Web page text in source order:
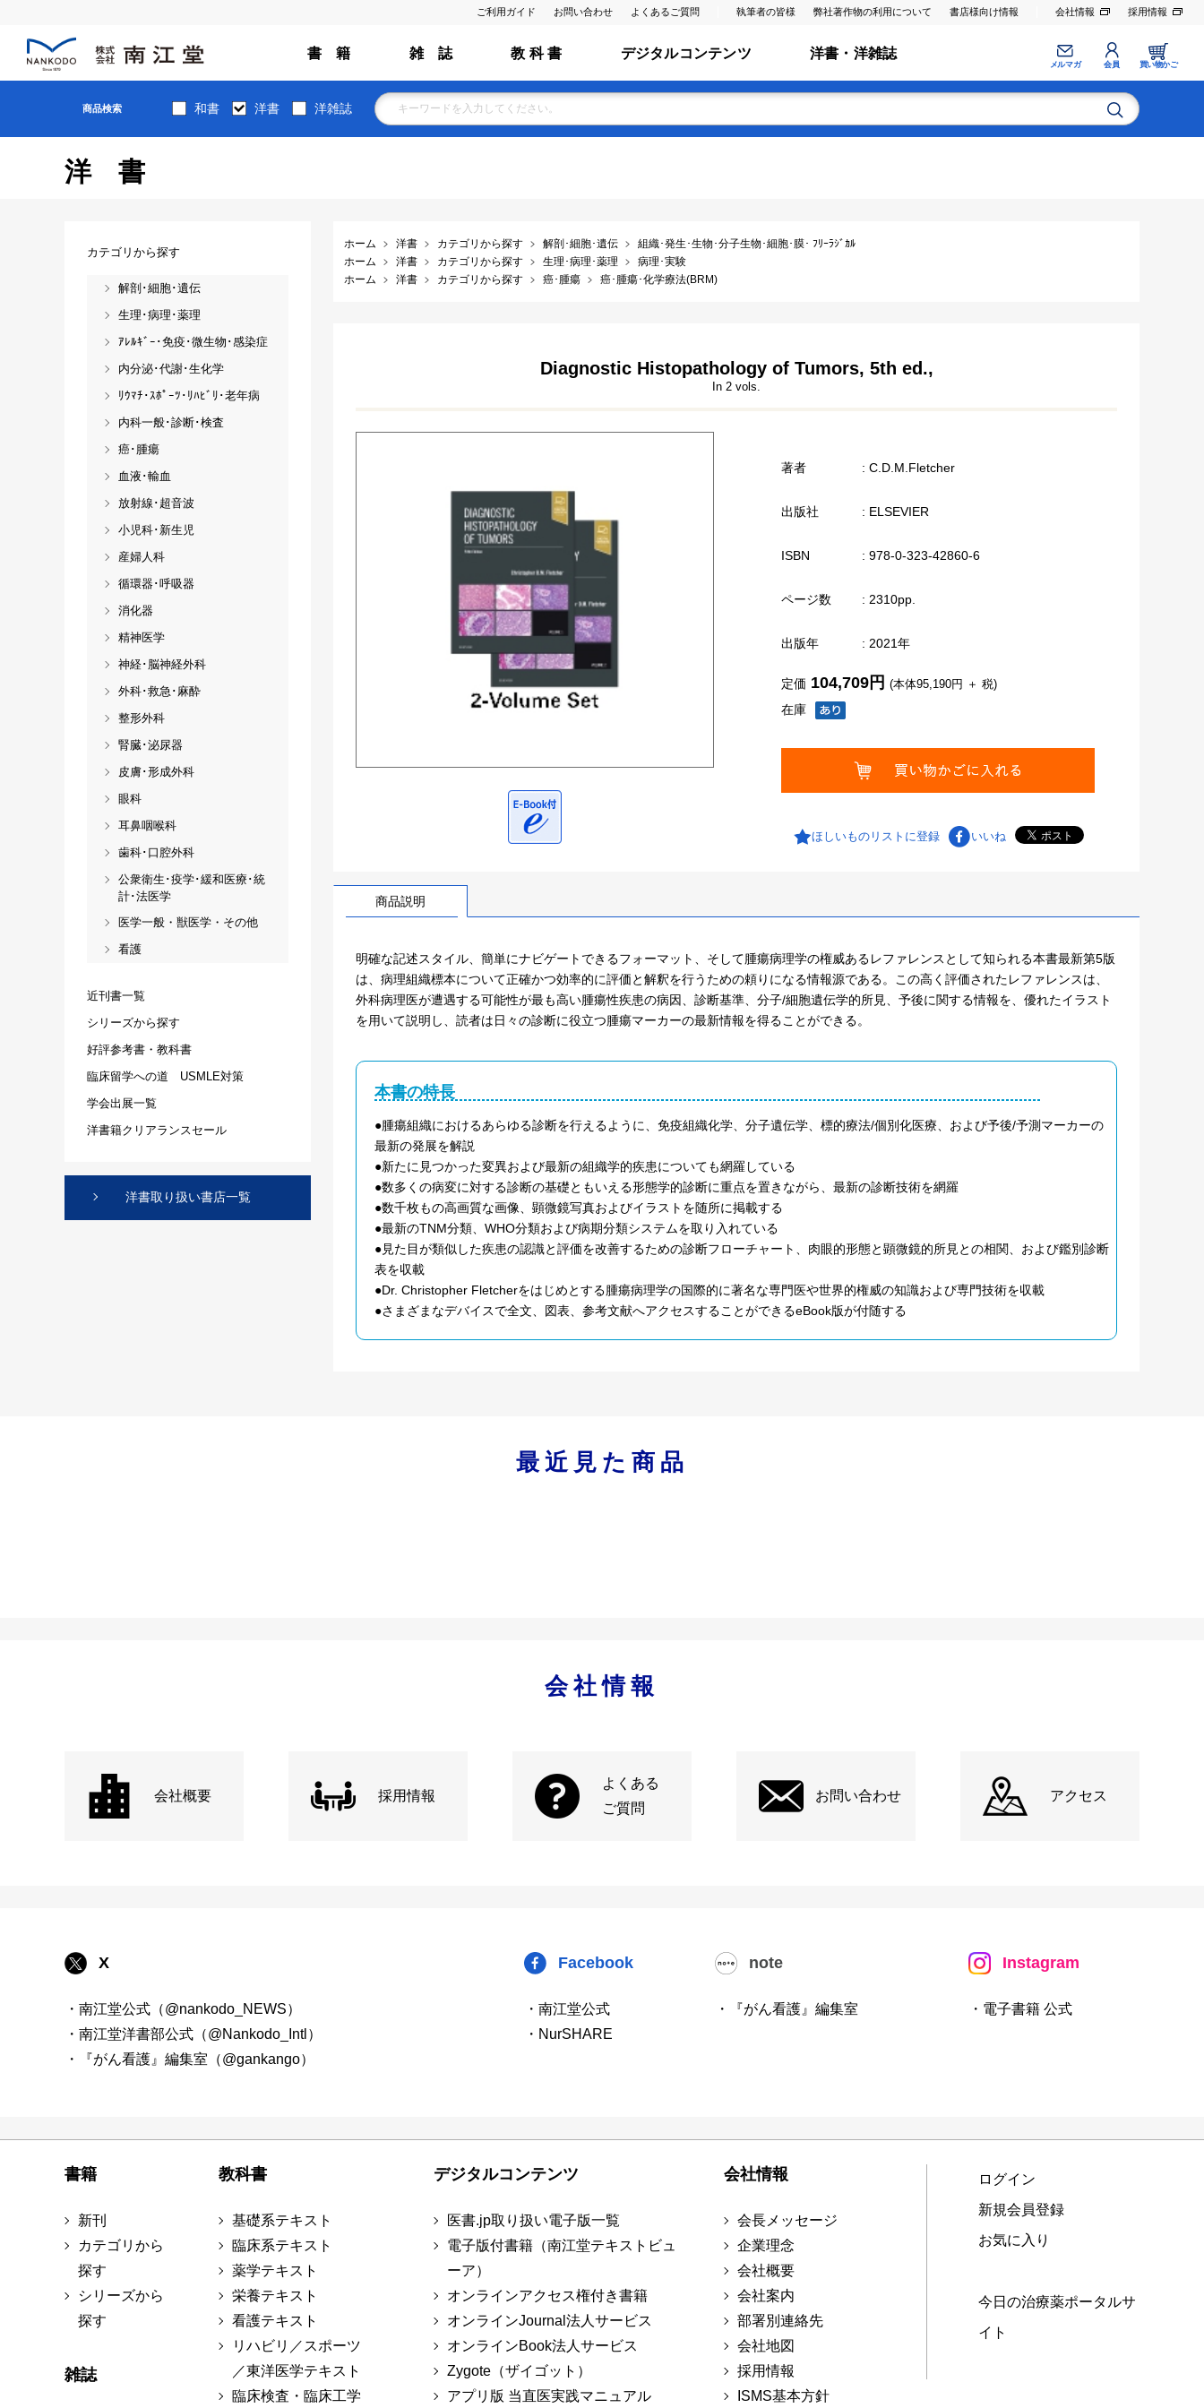
ご利用ガイド お問い合わせ よくあるご質問 執筆者の皆様 弊社著作物の利用について 書店様向け情報 会社情報 採用情報
書 籍 雑 誌 教 科 書 デジタルコンテンツ 洋書・洋雑誌
メルマガ 会員 買い物かご
商品検索 和書 洋書 洋雑誌
洋書
ホーム 洋書 カテゴリから探す 解剖･細胞･遺伝
組織･発生･生物･分子生物･細胞･膜･ ﾌﾘｰﾗｼﾞｶﾙ
ホーム
洋書 カテゴリから探す 生理･病理･薬理
病理･実験
ホーム
洋書 カテゴリから探す 癌･腫瘍 癌･腫瘍･化学療法(BRM)
Diagnostic Histopathology of Tumors, 5th ed.,
In 2 vols.
著者 : C.D.M.Fletcher
出版社 : ELSEVIER
ISBN : 978-0-323-42860-6
ページ数 : 2310pp.
出版年 : 2021年
在庫
定価 104,709円 (本体95,190円 ＋ 税)
ほしいものリストに登録 いいね
商品説明
明確な記述スタイル、簡単にナビゲートできるフォーマット、そして腫瘍病理学の権威あるレファレンスとして知られる本書最新第5版
は、病理組織標本について正確かつ効率的に評価と解釈を行うための頼りになる情報源である。この高く評価されたレファレンスは、
外科病理医が遭遇する可能性が最も高い腫瘍性疾患の病因、診断基準、分子/細胞遺伝学的所見、予後に関する情報を、優れたイラスト
を用いて説明し、読者は日々の診断に役立つ腫瘍マーカーの最新情報を得ることができる。
本書の特長
●腫瘍組織におけるあらゆる診断を行えるように、免疫組織化学、分子遺伝学、標的療法/個別化医療、および予後/予測マーカーの
最新の発展を解説
●新たに見つかった変異および最新の組織学的疾患についても網羅している
●数多くの病変に対する診断の基礎ともいえる形態学的診断に重点を置きながら、最新の診断技術を網羅
●数千枚もの高画質な画像、顕微鏡写真およびイラストを随所に掲載する
●最新のTNM分類、WHO分類および病期分類システムを取り入れている
●見た目が類似した疾患の認識と評価を改善するための診断フローチャート、肉眼的形態と顕微鏡的所見との相関、および鑑別診断
表を収載
●Dr. Christopher Fletcherをはじめとする腫瘍病理学の国際的に著名な専門医や世界的権威の知識および専門技術を収載
●さまざまなデバイスで全文、図表、参考文献へアクセスすることができるeBook版が付随する
カテゴリから探す
解剖･細胞･遺伝
生理･病理･薬理
ｱﾚﾙｷﾞｰ･免疫･微生物･感染症
内分泌･代謝･生化学
ﾘｳﾏﾁ･ｽﾎﾟｰﾂ･ﾘﾊﾋﾞﾘ･老年病
内科一般･診断･検査
癌･腫瘍
血液･輸血
放射線･超音波
小児科･新生児
産婦人科
循環器･呼吸器
消化器
精神医学
神経･脳神経外科
外科･救急･麻酔
整形外科
腎臓･泌尿器
皮膚･形成外科
眼科
耳鼻咽喉科
歯科･口腔外科
公衆衛生･疫学･緩和医療･統
計･法医学
医学一般・獣医学・その他
看護
近刊書一覧
シリーズから探す
好評参考書・教科書
臨床留学への道 USMLE対策
学会出展一覧
洋書籍クリアランスセール
洋書取り扱い書店一覧
最近見た商品
会社情報
会社概要 採用情報
よくある
ご質問
お問い合わせ アクセス
X
・南江堂公式（@nankodo_NEWS）
・南江堂洋書部公式（@Nankodo_Intl）
・『がん看護』編集室（@gankango）
Facebook
・南江堂公式
・NurSHARE
note
・『がん看護』編集室
Instagram
・電子書籍 公式
書籍
新刊
カテゴリから
探す
シリーズから
探す
雑誌
教科書
基礎系テキスト
臨床系テキスト
薬学テキスト
栄養テキスト
看護テキスト
リハビリ／スポーツ
／東洋医学テキスト
臨床検査・臨床工学
デジタルコンテンツ
医書.jp取り扱い電子版一覧
電子版付書籍（南江堂テキストビュ
ーア）
オンラインアクセス権付き書籍
オンラインJournal法人サービス
オンラインBook法人サービス
Zygote（ザイゴット）
アプリ版 当直医実践マニュアル
会社情報
会長メッセージ
企業理念
会社概要
会社案内
部署別連絡先
会社地図
採用情報
ISMS基本方針
ログイン
新規会員登録
お気に入り
今日の治療薬ポータルサ
イト